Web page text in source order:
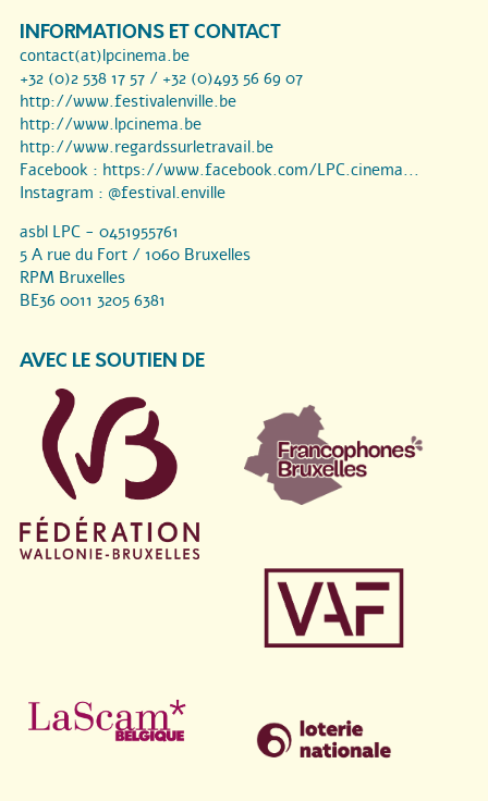
INFORMATIONS ET CONTACT
contact(at)lpcinema.be
+32 (0)2 538 17 57 / +32 (0)493 56 69 07
http://www.festivalenville.be
http://www.lpcinema.be
http://www.regardssurletravail.be
Facebook : https://www.facebook.com/LPC.cinema...
Instagram : @festival.enville
asbl LPC - 0451955761
5 A rue du Fort / 1060 Bruxelles
RPM Bruxelles
BE36 0011 3205 6381
AVEC LE SOUTIEN DE